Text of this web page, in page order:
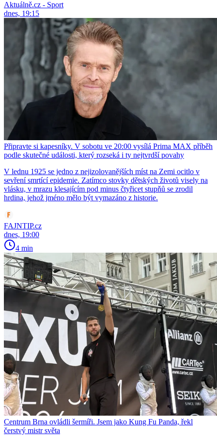
Aktuálně.cz - Sport
dnes, 19:15
Připravte si kapesníky. V sobotu ve 20:00 vysílá Prima MAX příběh
podle skutečné události, který rozseká i ty nejtvrdší povahy
V lednu 1925 se jedno z nejizolovanějších míst na Zemi ocitlo v
sevření smrtící epidemie. Zatímco stovky dětských životů visely na
vlásku, v mrazu klesajícím pod minus čtyřicet stupňů se zrodil
hrdina, jehož jméno mělo být vymazáno z historie.
FAJNTIP.cz
dnes, 19:00
4 min
Centrum Brna ovládli šermíři. Jsem jako Kung Fu Panda, řekl
čerstvý mistr světa